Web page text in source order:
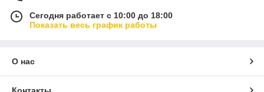
Сегодня работает с 10:00 до 18:00
Показать весь график работы
О нас